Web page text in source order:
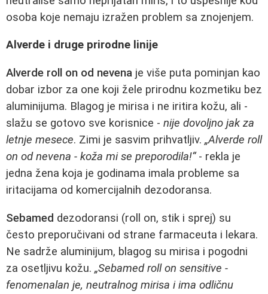
osoba koje nemaju izražen problem sa znojenjem.
Alverde i druge prirodne linije
Alverde roll on od nevena je više puta pominjan kao
dobar izbor za one koji žele prirodnu kozmetiku bez
aluminijuma. Blagog je mirisa i ne iritira kožu, ali -
slažu se gotovo sve korisnice - nije dovoljno jak za
letnje mesece. Zimi je sasvim prihvatljiv. „Alverde roll
on od nevena - koža mi se preporodila!“- rekla je
jedna žena koja je godinama imala probleme sa
iritacijama od komercijalnih dezodoransa.
Sebamed dezodoransi (roll on, stik i sprej) su
često preporučivani od strane farmaceuta i lekara.
Ne sadrže aluminijum, blagog su mirisa i pogodni
za osetljivu kožu. „Sebamed roll on sensitive -
fenomenalan je, neutralnog mirisa i ima odličnu